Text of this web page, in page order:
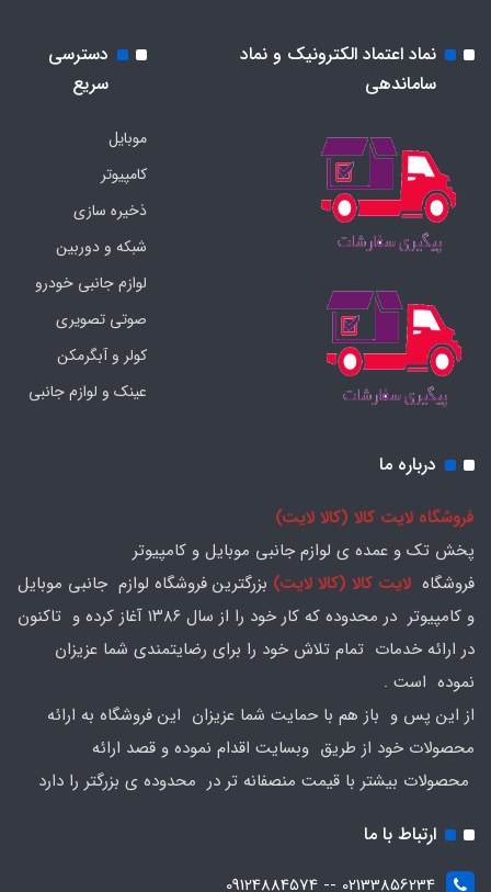
نماد اعتماد الکترونیک و نماد
ساماندهی
دسترسی
سریع
موبایل
کامپیوتر
ذخیره سازی
شبکه و دوربین
لوازم جانبی خودرو
صوتی تصویری
کولر و آبگرمکن
عینک و لوازم جانبی
درباره ما
فروشگاه لایت کالا (کالا لایت)
پخش تک و عمده ی لوازم جانبی موبایل و کامپیوتر
فروشگاه لایت کالا (کالا لایت) بزرگترین فروشگاه لوازم جانبی موبایل
و کامپیوتر در محدوده که کار خود را از سال ۱۳۸۶ آغاز کرده و تاکنون
در ارائه خدمات تمام تلاش خود را برای رضایتمندی شما عزیزان
نموده است .
از این پس و باز هم با حمایت شما عزیزان این فروشگاه به ارائه
محصولات خود از طریق وبسایت اقدام نموده و قصد ارائه
محصولات بیشتر با قیمت منصفانه تر در محدوده ی بزرگتر را دارد
ارتباط با ما
02133856234 -- 09124884574